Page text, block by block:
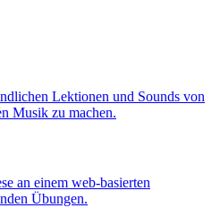
Lektionen und Sounds von
Musik zu machen.
an einem web-basierten
Übungen.